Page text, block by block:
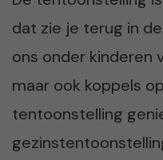
dat zie je terug in
ons onder kinderen
maar ook koppels
tentoonstelling